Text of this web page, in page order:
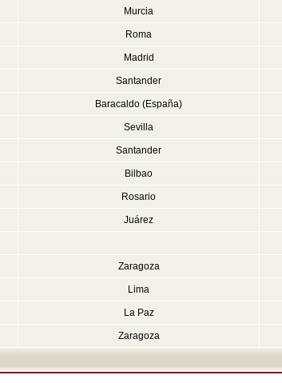
Murcia
Roma
Madrid
Santander
Baracaldo (España)
Sevilla
Santander
Bilbao
Rosario
Juárez
Zaragoza
Lima
La Paz
Zaragoza